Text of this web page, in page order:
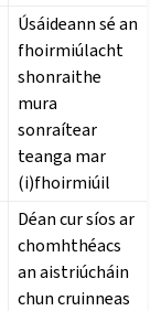
Úsáideann sé an
fhoirmiúlacht
shonraithe
mura
sonraítear
teanga mar
(i)fhoirmiúil
Déan cur síos ar
chomhthéacs
an aistriúcháin
chun cruinneas